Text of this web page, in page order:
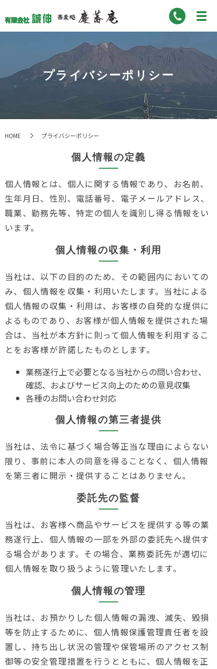
プライバシーポリシー
HOME プライバシーポリシー
個人情報の定義
個人情報とは、個人に関する情報であり、お名前、
生年月日、性別、電話番号、電子メールアドレス、
職業、勤務先等、特定の個人を識別し得る情報をい
います。
個人情報の収集・利用
当社は、以下の目的のため、その範囲内においての
み、個人情報を収集・利用いたします。当社による
個人情報の収集・利用は、お客様の自発的な提供に
よるものであり、お客様が個人情報を提供された場
合は、当社が本方針に則って個人情報を利用するこ
とをお客様が許諾したものとします。
業務遂行上で必要となる当社からの問い合わせ、
確認、およびサービス向上のための意見収集
各種のお問い合わせ対応
個人情報の第三者提供
当社は、法令に基づく場合等正当な理由によらない
限り、事前に本人の同意を得ることなく、個人情報
を第三者に開示・提供することはありません。
委託先の監督
当社は、お客様へ商品やサービスを提供する等の業
務遂行上、個人情報の一部を外部の委託先へ提供す
る場合があります。その場合、業務委託先が適切に
個人情報を取り扱うように管理いたします。
個人情報の管理
当社は、お預かりした個人情報の漏洩、滅失、毀損
等を防止するために、個人情報保護管理責任者を設
置し、持ち出し状況の管理や保管場所のアクセス制
御等の安全管理措置を行うとともに、個人情報を正